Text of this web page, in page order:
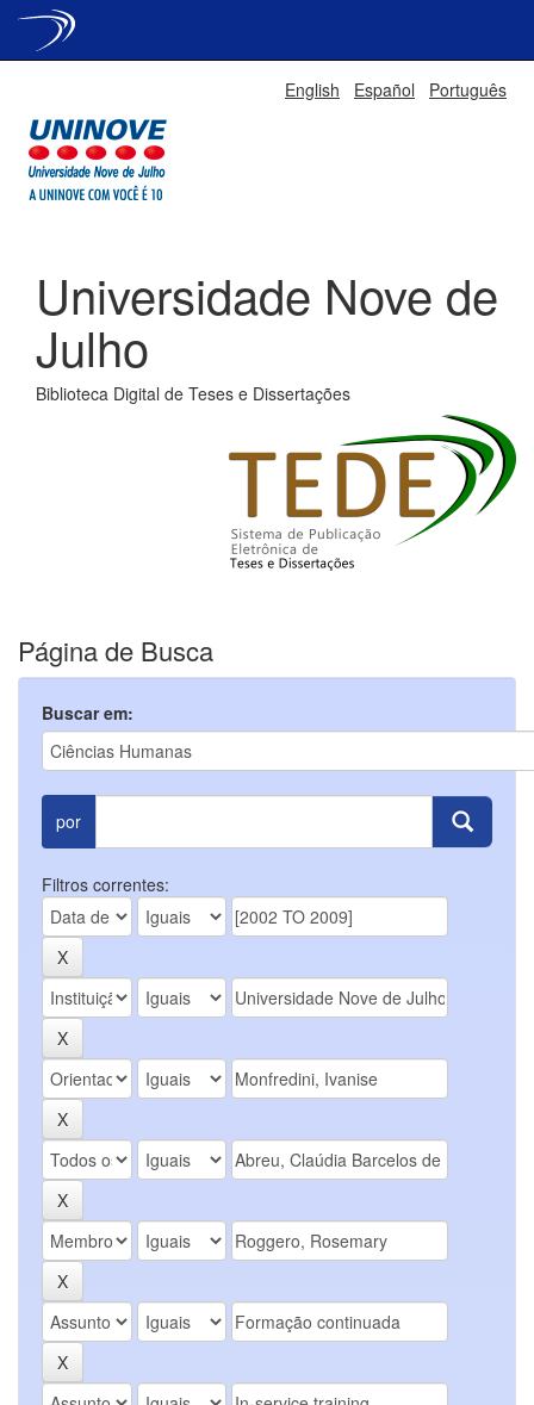
English Español Português
Universidade Nove de
Julho
Biblioteca Digital de Teses e Dissertações
Página de Busca
Buscar em:
por
Filtros correntes: